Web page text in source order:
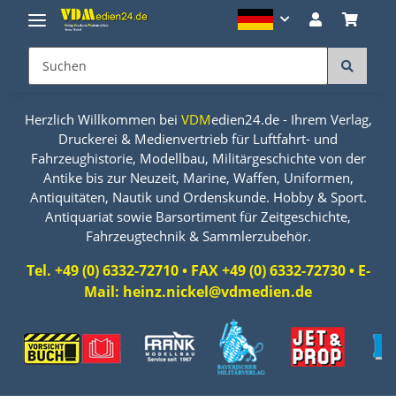
Herzlich Willkommen bei VDMedien24.de - Ihrem Verlag,
Druckerei & Medienvertrieb für Luftfahrt- und
Fahrzeughistorie, Modellbau, Militärgeschichte von der
Antike bis zur Neuzeit, Marine, Waffen, Uniformen,
Antiquitäten, Nautik und Ordenskunde. Hobby & Sport.
Antiquariat sowie Barsortiment für Zeitgeschichte,
Fahrzeugtechnik & Sammlerzubehör.
Tel. +49 (0) 6332-72710 • FAX +49 (0) 6332-72730 • E-
Mail: heinz.nickel@vdmedien.de